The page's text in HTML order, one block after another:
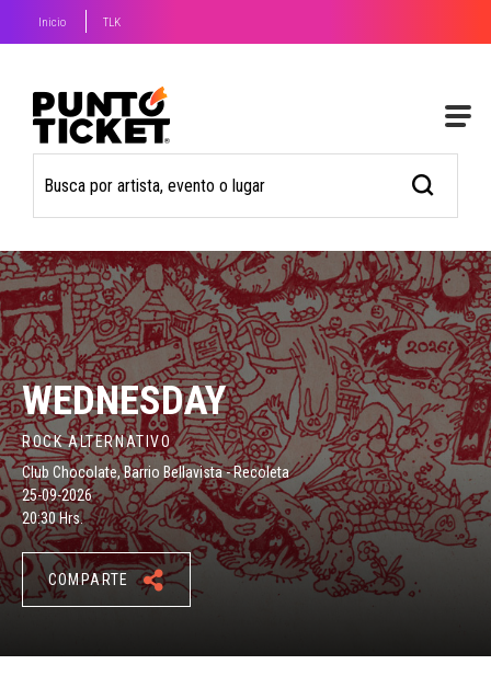
Inicio TLK
WEDNESDAY
ROCK ALTERNATIVO
Club Chocolate, Barrio Bellavista - Recoleta
25-09-2026
20:30 Hrs.
COMPARTE